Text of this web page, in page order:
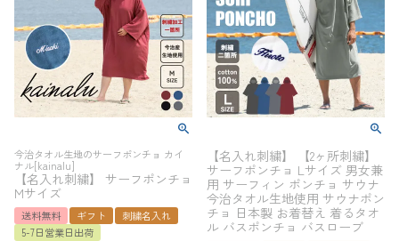
今治タオル生地のサーフポンチョ カイ
ナル[kainalu]
【名入れ刺繍】 サーフポンチョ
Mサイズ
送料無料 ギフト
刺繍名入れ
5-7日営業日出荷
【名入れ刺繍】 【2ヶ所刺繍】
サーフポンチョ Lサイズ 男女兼
用 サーフィン ポンチョ サウナ
今治タオル生地使用 サウナポン
チョ 日本製 お着替え 着るタオ
ル バスポンチョ バスローブ